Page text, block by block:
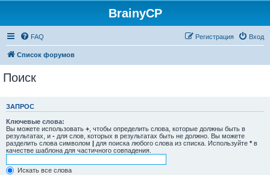
BrainyCP
FAQ Вход
Регистрация
Список форумов
Поиск
ЗАПРОС
Ключевые слова:
Вы можете использовать + , чтобы определить слова, которые должны быть в
результатах, и - для слов, которых в результатах быть не должно. Вы можете
разделить слова символом | для поиска любого слова из списка. Используйте * в
качестве шаблона для частичного совпадения.
Искать все слова